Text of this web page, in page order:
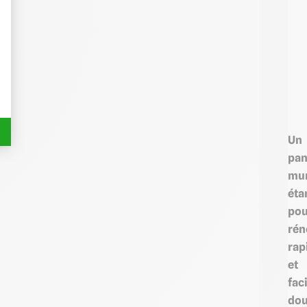
Un
et